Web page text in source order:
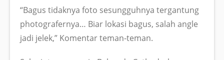
“Bagus tidaknya foto sesungguhnya tergantung
photografernya… Biar lokasi bagus, salah angle
jadi jelek,” Komentar teman-teman.